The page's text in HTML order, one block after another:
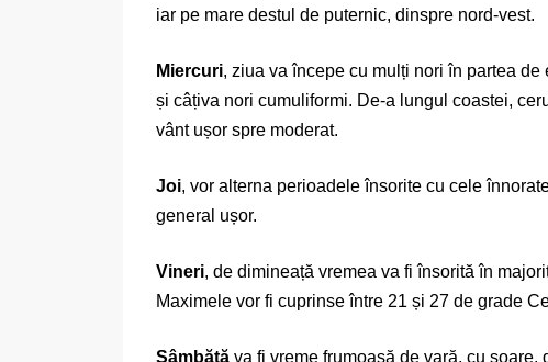
iar pe mare destul de puternic, dinspre nord-vest.
Miercuri, ziua va începe cu mulți nori în partea
și câțiva nori cumuliformi. De-a lungul coastei,
vânt ușor spre moderat.
Joi, vor alterna perioadele însorite cu cele
general ușor.
Vineri, de dimineață vremea va fi însorită în
Maximele vor fi cuprinse între 21 și 27 de grade
Sâmbătă va fi vreme frumoasă de vară, cu